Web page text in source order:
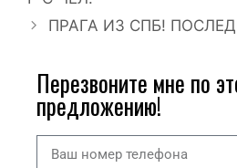
ПРАГА ИЗ СПБ!
Перезвоните мне по
предложению!